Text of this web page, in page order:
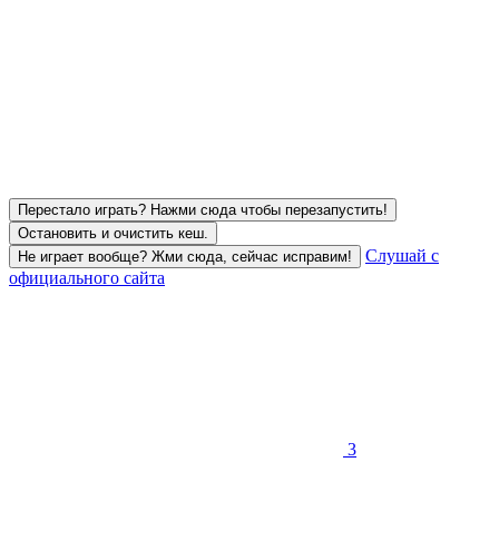
Перестало играть? Нажми сюда чтобы перезапустить!
Остановить и очистить кеш.
Не играет вообще? Жми сюда, сейчас исправим!
Слушай с
официального сайта
3